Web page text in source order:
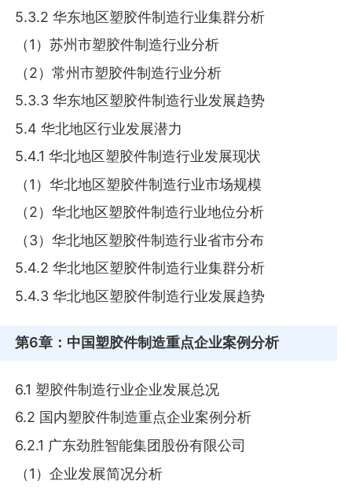
5.3.2 华东地区塑胶件制造行业集群分析
（1）苏州市塑胶件制造行业分析
（2）常州市塑胶件制造行业分析
5.3.3 华东地区塑胶件制造行业发展趋势
5.4 华北地区行业发展潜力
5.4.1 华北地区塑胶件制造行业发展现状
（1）华北地区塑胶件制造行业市场规模
（2）华北地区塑胶件制造行业地位分析
（3）华北地区塑胶件制造行业省市分布
5.4.2 华北地区塑胶件制造行业集群分析
5.4.3 华北地区塑胶件制造行业发展趋势
第6章 ：中国塑胶件制造重点企业案例分析
6.1 塑胶件制造行业企业发展总况
6.2 国内塑胶件制造重点企业案例分析
6.2.1 广东劲胜智能集团股份有限公司
（1）企业发展简况分析